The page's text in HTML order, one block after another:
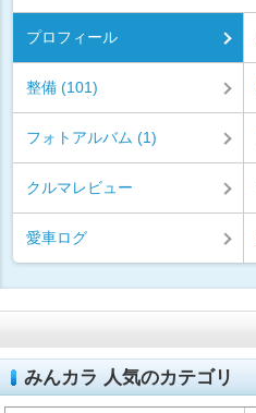
プロフィール
整備 (101)
フォトアルバム (1)
クルマレビュー
愛車ログ
みんカラ 人気のカテゴリ